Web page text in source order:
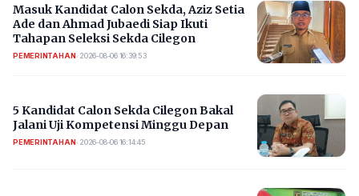
Masuk Kandidat Calon Sekda, Aziz Setia
Ade dan Ahmad Jubaedi Siap Ikuti
Tahapan Seleksi Sekda Cilegon
PEMERINTAHAN• 2026-08-06 16:39:53
5 Kandidat Calon Sekda Cilegon Bakal
Jalani Uji Kompetensi Minggu Depan
PEMERINTAHAN• 2026-08-06 16:14:45